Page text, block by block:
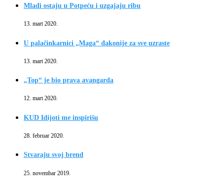
Mladi ostaju u Potpeću i uzgajaju ribu
13. mart 2020.
U palačinkarnici „Maga“ đakonije za sve uzraste
13. mart 2020.
„Top“ je bio prava avangarda
12. mart 2020.
KUD Idijoti me inspirišu
28. februar 2020.
Stvaraju svoj brend
25. novembar 2019.